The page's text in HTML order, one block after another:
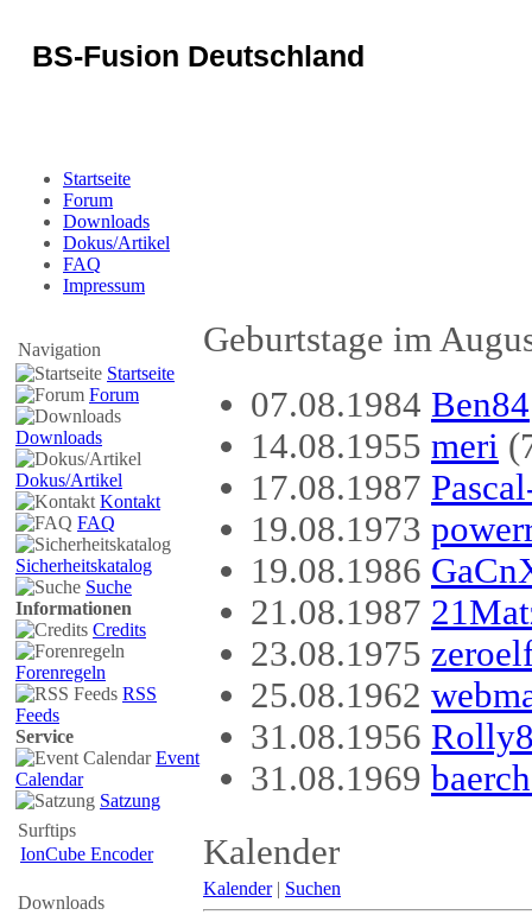
BS-Fusion Deutschland
Startseite
Forum
Downloads
Dokus/Artikel
FAQ
Impressum
Navigation
Startseite
Forum
Downloads
Dokus/Artikel
Kontakt
FAQ
Sicherheitskatalog
Suche
Informationen
Credits
Forenregeln
RSS
Feeds
Service
Event
Calendar
Satzung
Surftips
IonCube Encoder
Downloads
Geburtstage im
07.08.1984 Ben84
14.08.1955 meri
17.08.1987
19.08.1973
19.08.1986
21.08.1987
23.08.1975
25.08.1962
31.08.1956
31.08.1969
Kalender
Kalender | Suchen